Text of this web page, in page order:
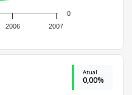
2006 2007
0
Atual
0,00%